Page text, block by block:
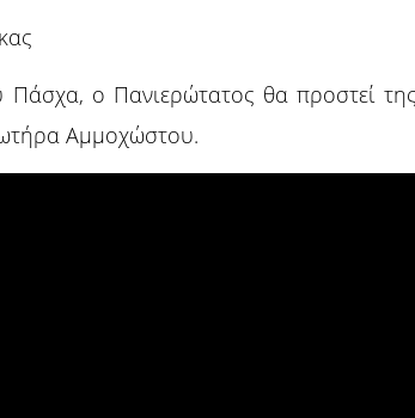
Πάσχα, ο Πανιερώτατος θα προστεί
Αμμοχώστου.